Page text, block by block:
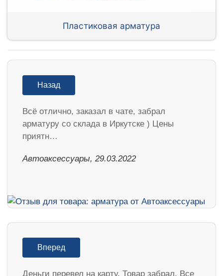
Пластиковая арматура
Назад
Всё отлично, заказал в чате, забрал
арматуру со склада в Иркутске ) Цены
приятн…
Автоаксессуары, 29.03.2022
Вперед
Деньги перевел на карту. Товар забрал. Все